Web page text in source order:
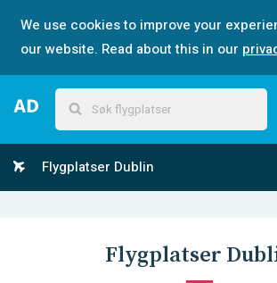
We use cookies to improve your
our website. Read about this in our
Flygplatser Dublin
Flygplatser